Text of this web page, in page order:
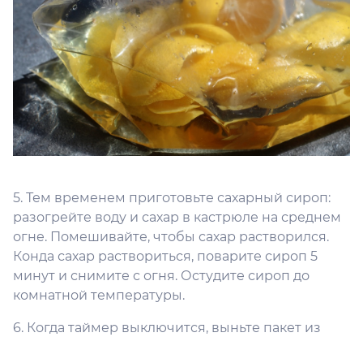
5. Тем временем приготовьте сахарный сироп:
разогрейте воду и сахар в кастрюле на среднем
огне. Помешивайте, чтобы сахар растворился.
Конда сахар раствориться, поварите сироп 5
минут и снимите с огня. Остудите сироп до
комнатной температуры.
6. Когда таймер выключится, выньте пакет из